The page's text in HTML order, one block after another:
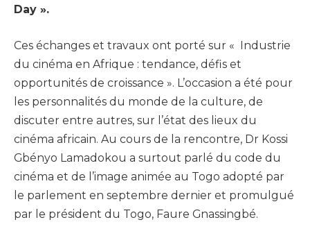
Day ».
Ces échanges et travaux ont porté sur « Industrie
du cinéma en Afrique : tendance, défis et
opportunités de croissance ». L’occasion a été pour
les personnalités du monde de la culture, de
discuter entre autres, sur l’état des lieux du
cinéma africain. Au cours de la rencontre, Dr Kossi
Gbényo Lamadokou a surtout parlé du code du
cinéma et de l’image animée au Togo adopté par
le parlement en septembre dernier et promulgué
par le président du Togo, Faure Gnassingbé.